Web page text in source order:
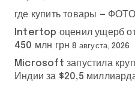
где купить товары — ФОТО
Intertop оценил ущерб
450 млн грн 8 августа, 2026
Microsoft запустила
Индии за $20,5